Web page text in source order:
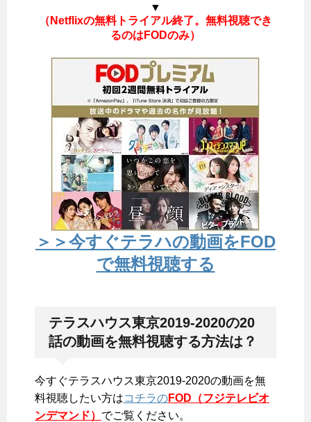
▼
（Netflixの無料トライアル終了。無料視聴でき
るのはFODのみ）
＞＞今すぐテラハの動画をFOD
で無料視聴する
テラスハウス東京2019-2020の20
話の動画を無料視聴する方法は？
今すぐテラスハウス東京2019-2020の動画を無
料視聴したい方はコチラのFOD（フジテレビオ
ンデマンド） でご覧ください。